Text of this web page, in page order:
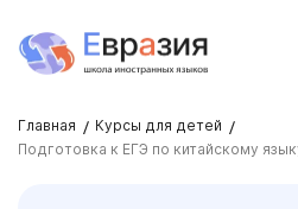
Главная
Курсы для детей
Подготовка к ЕГЭ по китайскому